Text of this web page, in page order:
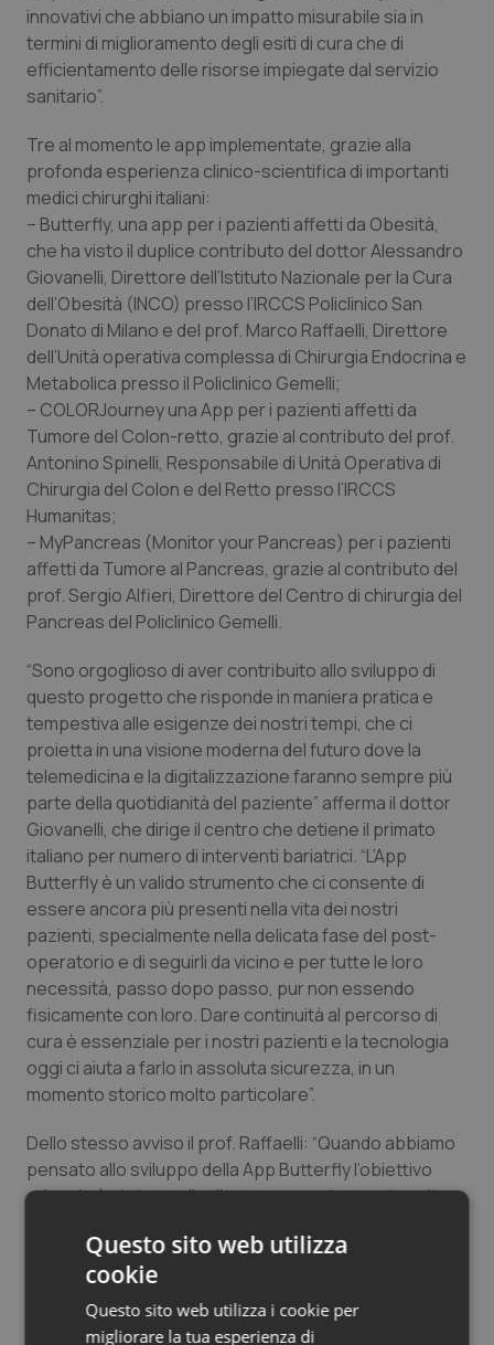
Tumore al seno
Tumori del Polmone & Testa Collo
Tumori gastrointestinali
Ulcera & Reflusso
Vaccini
innovativi che abbiano un impatto misurabile sia in
termini di miglioramento degli esiti di cura che di
efficientamento delle risorse impiegate dal servizio
sanitario”.
Tre al momento le app implementate, grazie alla
profonda esperienza clinico-scientifica di importanti
medici chirurghi italiani:
– Butterfly, una app per i pazienti affetti da Obesità,
che ha visto il duplice contributo del dottor Alessandro
Giovanelli, Direttore dell’Istituto Nazionale per la Cura
dell’Obesità (INCO) presso l’IRCCS Policlinico San
Donato di Milano e del prof. Marco Raffaelli, Direttore
dell’Unità operativa complessa di Chirurgia Endocrina e
Metabolica presso il Policlinico Gemelli;
– COLORJourney una App per i pazienti affetti da
Tumore del Colon-retto, grazie al contributo del prof.
Antonino Spinelli, Responsabile di Unità Operativa di
Chirurgia del Colon e del Retto presso l’IRCCS
Humanitas;
– MyPancreas (Monitor your Pancreas) per i pazienti
affetti da Tumore al Pancreas, grazie al contributo del
prof. Sergio Alfieri, Direttore del Centro di chirurgia del
Pancreas del Policlinico Gemelli.
“Sono orgoglioso di aver contribuito allo sviluppo di
questo progetto che risponde in maniera pratica e
tempestiva alle esigenze dei nostri tempi, che ci
proietta in una visione moderna del futuro dove la
telemedicina e la digitalizzazione faranno sempre più
parte della quotidianità del paziente” afferma il dottor
Giovanelli, che dirige il centro che detiene il primato
italiano per numero di interventi bariatrici. “L’App
Butterfly è un valido strumento che ci consente di
essere ancora più presenti nella vita dei nostri
pazienti, specialmente nella delicata fase del post-
operatorio e di seguirli da vicino e per tutte le loro
necessità, passo dopo passo, pur non essendo
fisicamente con loro. Dare continuità al percorso di
cura è essenziale per i nostri pazienti e la tecnologia
oggi ci aiuta a farlo in assoluta sicurezza, in un
momento storico molto particolare”.
Dello stesso avviso il prof. Raffaelli: “Quando abbiamo
pensato allo sviluppo della App Butterfly l’obiettivo
primario è stato quello di creare uno strumento volto
sostituirle, ma per rendere più agevole la costante
interazione tra il personale sanitario ed il paziente. La
chirurgia bariatrica rappresenta, infatti, un
cambiamento radicale, per affrontare il quale i pazienti
Questo sito web utilizza
cookie
Questo sito web utilizza i cookie per
migliorare la tua esperienza di